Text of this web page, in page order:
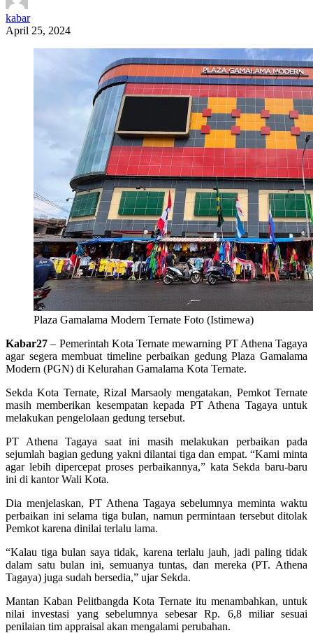
kabar
April 25, 2024
Plaza Gamalama Modern Ternate Foto (Istimewa)
Kabar27 – Pemerintah Kota Ternate mewarning PT Athena Tagaya
agar segera membuat timeline perbaikan gedung Plaza Gamalama
Modern (PGN) di Kelurahan Gamalama Kota Ternate.
Sekda Kota Ternate, Rizal Marsaoly mengatakan, Pemkot Ternate
masih memberikan kesempatan kepada PT Athena Tagaya untuk
melakukan pengelolaan gedung tersebut.
PT Athena Tagaya saat ini masih melakukan perbaikan pada
sejumlah bagian gedung yakni dilantai tiga dan empat. “Kami minta
agar lebih dipercepat proses perbaikannya,” kata Sekda baru-baru
ini di kantor Wali Kota.
Dia menjelaskan, PT Athena Tagaya sebelumnya meminta waktu
perbaikan ini selama tiga bulan, namun permintaan tersebut ditolak
Pemkot karena dinilai terlalu lama.
“Kalau tiga bulan saya tidak, karena terlalu jauh, jadi paling tidak
dalam satu bulan ini, semuanya tuntas, dan mereka (PT. Athena
Tagaya) juga sudah bersedia,” ujar Sekda.
Mantan Kaban Pelitbangda Kota Ternate itu menambahkan, untuk
nilai investasi yang sebelumnya sebesar Rp. 6,8 miliar sesuai
penilaian tim appraisal akan mengalami perubahan.